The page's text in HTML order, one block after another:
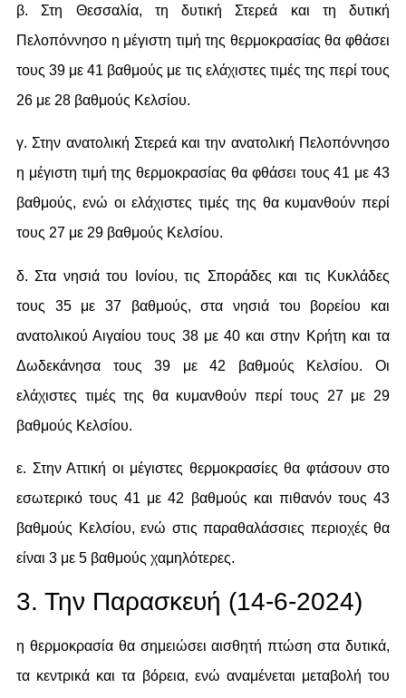
β. Στη Θεσσαλία, τη δυτική Στερεά και τη δυτική
Πελοπόννησο η μέγιστη τιμή της θερμοκρασίας θα φθάσει
τους 39 με 41 βαθμούς με τις ελάχιστες τιμές της περί τους
26 με 28 βαθμούς Κελσίου.
γ. Στην ανατολική Στερεά και την ανατολική Πελοπόννησο
η μέγιστη τιμή της θερμοκρασίας θα φθάσει τους 41 με 43
βαθμούς, ενώ οι ελάχιστες τιμές της θα κυμανθούν περί
τους 27 με 29 βαθμούς Κελσίου.
δ. Στα νησιά του Ιονίου, τις Σποράδες και τις Κυκλάδες
τους 35 με 37 βαθμούς, στα νησιά του βορείου και
ανατολικού Αιγαίου τους 38 με 40 και στην Κρήτη και τα
Δωδεκάνησα τους 39 με 42 βαθμούς Κελσίου. Οι
ελάχιστες τιμές της θα κυμανθούν περί τους 27 με 29
βαθμούς Κελσίου.
ε. Στην Αττική οι μέγιστες θερμοκρασίες θα φτάσουν στο
εσωτερικό τους 41 με 42 βαθμούς και πιθανόν τους 43
βαθμούς Κελσίου, ενώ στις παραθαλάσσιες περιοχές θα
είναι 3 με 5 βαθμούς χαμηλότερες.
3. Την Παρασκευή (14-6-2024)
η θερμοκρασία θα σημειώσει αισθητή πτώση στα δυτικά,
τα κεντρικά και τα βόρεια, ενώ αναμένεται μεταβολή του